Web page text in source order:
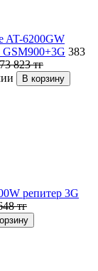
AT-6200GW
GSM900+3G 383
823тг
репитер 3G
тг